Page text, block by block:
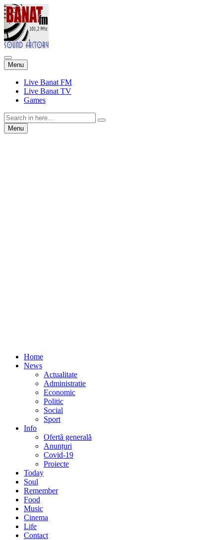
Menu Skip
to
content
Live Banat FM
Live Banat TV
Games
Search
for:Menu Skip
to
Home
News
Actualitate
Administratie
Economic
Politic
Social
Sport
Info
Ofertă generală
Anunțuri
Covid-19
Proiecte
Today
Soul
Remember
Food
Music
Cinema
Life
Contact